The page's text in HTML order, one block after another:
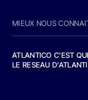
MIEUX NOUS
ATLANTICO C'EST
LE RESEAU